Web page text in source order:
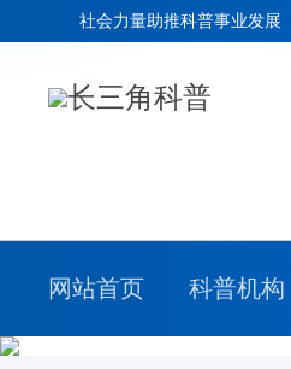
社会力量助推科普事业发展
网站首页 科普机构